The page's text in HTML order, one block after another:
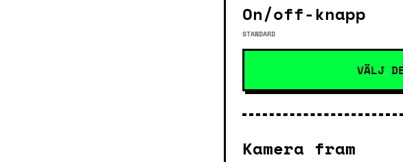
On/off-knapp
STANDARD
VÄLJ
Kamera fram